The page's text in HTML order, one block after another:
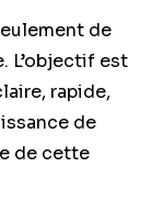
de
L’objectif est
rapide,
de
de cette